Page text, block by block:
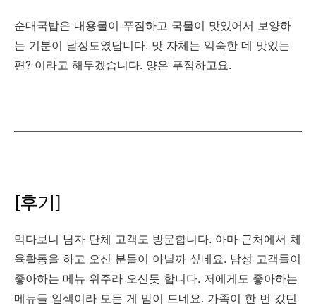
순대국밥은 내용물이 푸짐하고 국물이 맛있어서 보양하
는 기분이 날정도였답니다. 맛 자체는 익숙한 데 맛있는
편? 이라고 해두겠습니다. 양은 푸짐하고요.
[후기]
먹다보니 남자 단체 고객도 방문합니다. 아마 근처에서 체
육활동을 하고 오신 분들이 아닐까 싶네요. 남성 고객들이
좋아하는 메뉴 위주라 오신듯 합니다. 저에게도 좋아하는
메뉴들 일색이라 모든 게 맘이 드네요. 가족이 한 번 갔던